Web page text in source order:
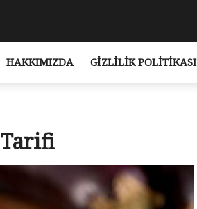
HAKKIMIZDA GIZLILIK POLITIKASI